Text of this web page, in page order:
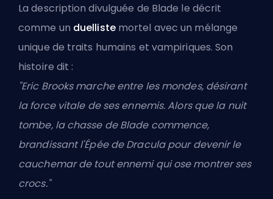
La description divulguée de Blade le décrit
comme un duellistemortel avec un mélange
unique de traits humains et vampiriques. Son
histoire dit :
"Eric Brooks marche entre les mondes, désirant
la force vitale de ses ennemis. Alors que la nuit
tombe, la chasse de Blade commence,
brandissant l'Épée de Dracula pour devenir le
cauchemar de tout ennemi qui ose montrer ses
crocs."